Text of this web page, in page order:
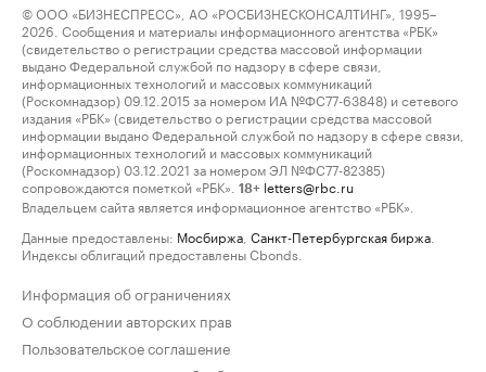
© ООО «БИЗНЕСПРЕСС», АО «РОСБИЗНЕСКОНСАЛТИНГ», 1995–
2026. Сообщения и материалы информационного агентства «РБК»
(свидетельство о регистрации средства массовой информации
выдано Федеральной службой по надзору в сфере связи,
информационных технологий и массовых коммуникаций
(Роскомнадзор) 09.12.2015 за номером ИА №ФС77-63848) и сетевого
издания «РБК» (свидетельство о регистрации средства массовой
информации выдано Федеральной службой по надзору в сфере связи,
информационных технологий и массовых коммуникаций
(Роскомнадзор) 03.12.2021 за номером ЭЛ №ФС77-82385)
сопровождаются пометкой «РБК».
18+ letters@rbc.ru
Владельцем сайта является информационное агентство «РБК».
Данные предоставлены: Мосбиржа Санкт-Петербургская биржа
Индексы облигаций предоставлены Cbonds.
Информация об ограничениях
О соблюдении авторских прав
Пользовательское соглашение